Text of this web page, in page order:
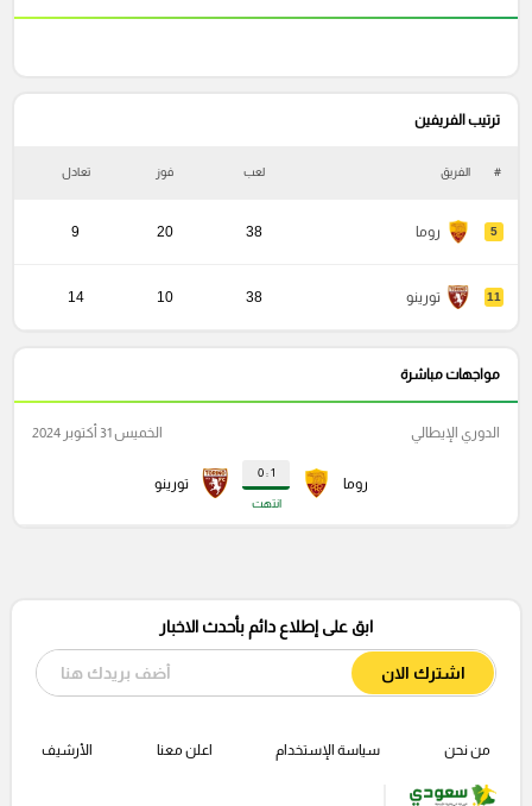
ترتيب الفريفين
# الفريق لعب فوز تعادل
5 روما 38
20
9
11 تورينو 38
10
14
مواجهات مباشرة
روما
1 : 0
انتهت
تورينو
الدوري الإيطالي الخميس 31 أكتوبر 2024
ابق على إطلاع دائم بأحدث الاخبار
اشترك الان
من نحن سياسة الإستخدام اعلن معنا الأرشيف